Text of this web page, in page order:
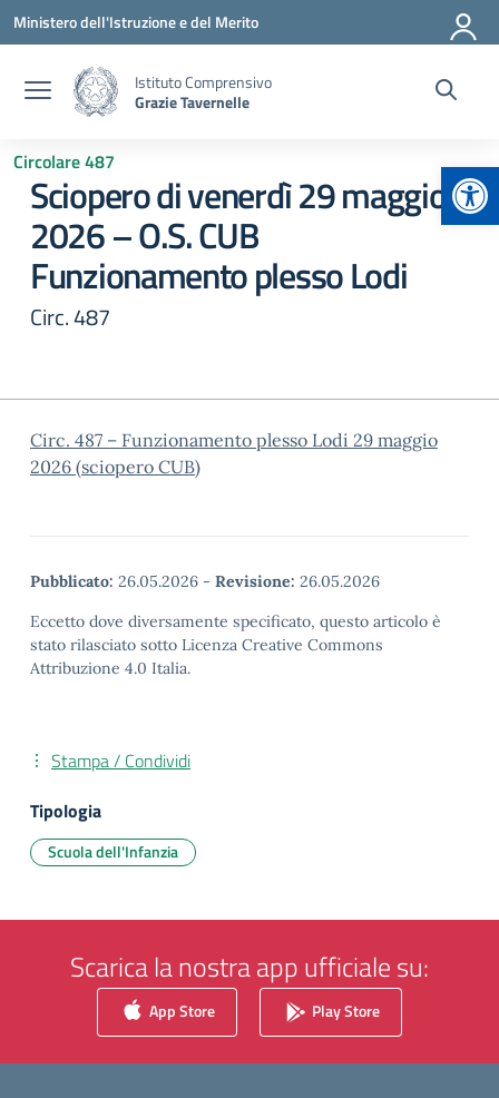
Vai ai contenuti
Vai al menu di navigazione
Vai al footer
Ministero dell'Istruzione e del Merito
Istituto Comprensivo
Grazie Tavernelle
Circolare 487
Sciopero di venerdì 29 maggio
2026 – O.S. CUB
Funzionamento plesso Lodi
Circ. 487
Circ. 487 – Funzionamento plesso Lodi 29 maggio
2026 (sciopero CUB)
Pubblicato: 26.05.2026 - Revisione: 26.05.2026
Eccetto dove diversamente specificato, questo articolo è
stato rilasciato sotto Licenza Creative Commons
Attribuzione 4.0 Italia.
Stampa / Condividi
Tipologia
Scuola dell'Infanzia
Scarica la nostra app ufficiale su:
App Store Play Store